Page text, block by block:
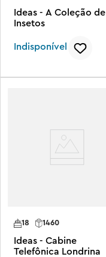
Ideas - A Coleção de
Insetos
Indisponível
1460
18
Ideas - Cabine
Telefônica Londrina